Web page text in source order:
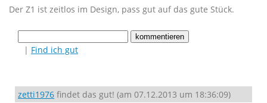
Der Z1 ist zeitlos im Design, pass gut auf das gute Stück.
| Find ich gut
zetti1976 findet das gut! (am 07.12.2013 um 18:36:09)